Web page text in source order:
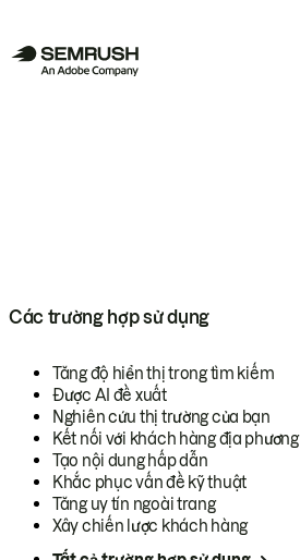
Các trường hợp sử dụng
Tăng độ hiển thị trong tìm kiếm
Được AI đề xuất
Nghiên cứu thị trường của bạn
Kết nối với khách hàng địa phương
Tạo nội dung hấp dẫn
Khắc phục vấn đề kỹ thuật
Tăng uy tín ngoài trang
Xây chiến lược khách hàng